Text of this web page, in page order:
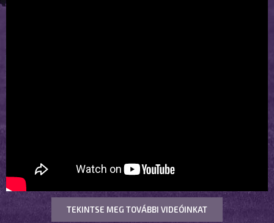
TEKINTSE MEG TOVÁBBI VIDEÓINKAT